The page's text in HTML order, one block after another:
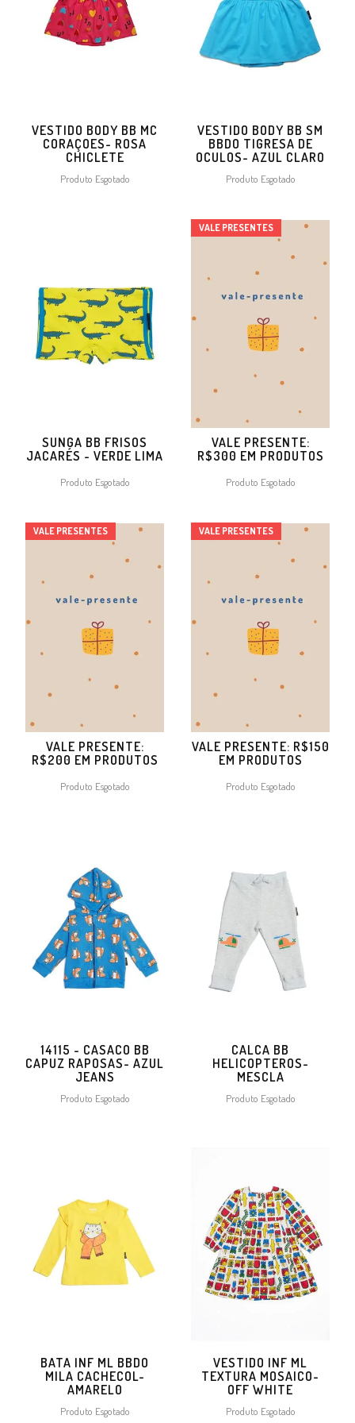
VESTIDO BODY BB MC
CORAÇOES- ROSA
CHICLETE
Produto Esgotado
VESTIDO BODY BB SM
BBDO TIGRESA DE
OCULOS- AZUL CLARO
Produto Esgotado
SUNGA BB FRISOS
JACARÉS - VERDE LIMA
Produto Esgotado
VALE PRESENTE:
R$300 EM PRODUTOS
Produto Esgotado
VALE PRESENTES
VALE PRESENTE:
R$200 EM PRODUTOS
Produto Esgotado
VALE PRESENTES
VALE PRESENTE: R$150
EM PRODUTOS
Produto Esgotado
VALE PRESENTES
14115 - CASACO BB
CAPUZ RAPOSAS- AZUL
JEANS
Produto Esgotado
CALCA BB
HELICOPTEROS-
MESCLA
Produto Esgotado
BATA INF ML BBDO
MILA CACHECOL-
AMARELO
Produto Esgotado
VESTIDO INF ML
TEXTURA MOSAICO-
OFF WHITE
Produto Esgotado